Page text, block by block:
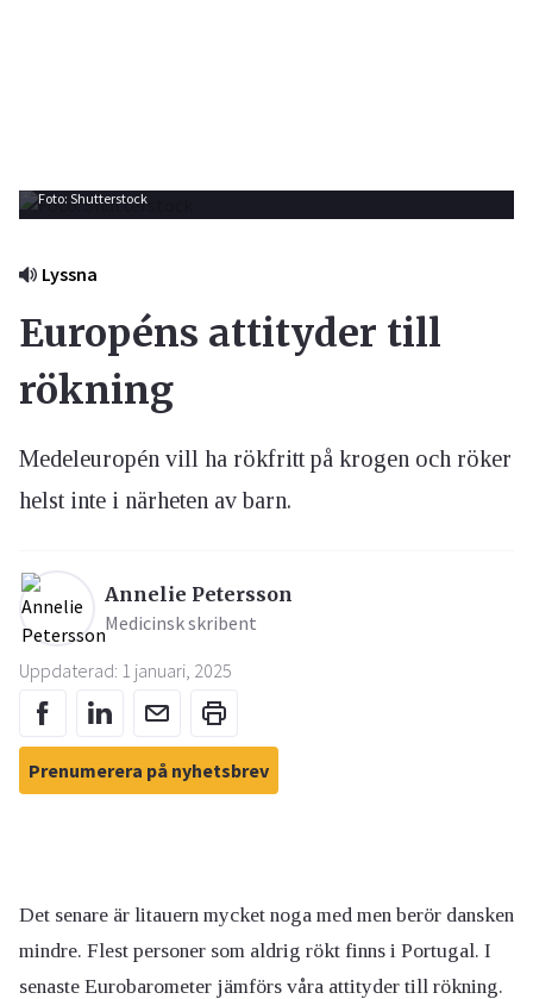
Foto: Shutterstock
Lyssna
Européns attityder till
rökning
Medeleuropén vill ha rökfritt på krogen och röker
helst inte i närheten av barn.
Annelie Petersson
Medicinsk skribent
Uppdaterad: 1 januari, 2025
Prenumerera på nyhetsbrev
Det senare är litauern mycket noga med men berör dansken
mindre. Flest personer som aldrig rökt finns i Portugal. I
senaste Eurobarometer jämförs våra attityder till rökning.